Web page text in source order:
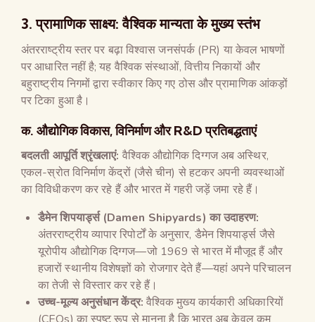
3. प्रामाणिक साक्ष्य: वैश्विक मान्यता के मुख्य स्तंभ
अंतरराष्ट्रीय स्तर पर बढ़ा विश्वास जनसंपर्क (PR) या केवल भाषणों
पर आधारित नहीं है; यह वैश्विक संस्थाओं, वित्तीय निकायों और
बहुराष्ट्रीय निगमों द्वारा स्वीकार किए गए ठोस और प्रामाणिक आंकड़ों
पर टिका हुआ है।
क. औद्योगिक विकास, विनिर्माण और R&D प्रतिबद्धताएं
बदलती आपूर्ति श्रृंखलाएं: वैश्विक औद्योगिक दिग्गज अब अस्थिर,
एकल-स्रोत विनिर्माण केंद्रों (जैसे चीन) से हटकर अपनी व्यवस्थाओं
का विविधीकरण कर रहे हैं और भारत में गहरी जड़ें जमा रहे हैं।
डैमेन शिपयार्ड्स (Damen Shipyards) का उदाहरण:
अंतरराष्ट्रीय व्यापार रिपोर्टों के अनुसार, डैमेन शिपयार्ड्स जैसे
यूरोपीय औद्योगिक दिग्गज—जो 1969 से भारत में मौजूद हैं और
हजारों स्थानीय विशेषज्ञों को रोजगार देते हैं—यहां अपने परिचालन
का तेजी से विस्तार कर रहे हैं।
उच्च-मूल्य अनुसंधान केंद्र: वैश्विक मुख्य कार्यकारी अधिकारियों